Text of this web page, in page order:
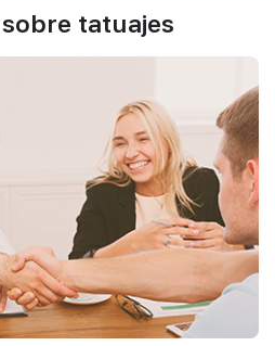
tatuajes